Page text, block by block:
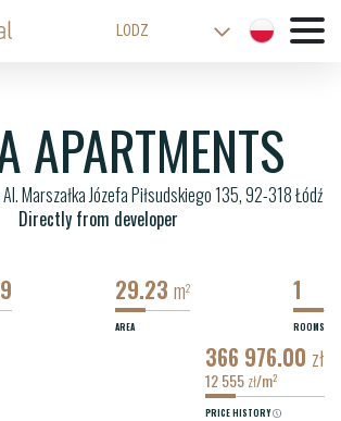
LODZ
WROCLAW
CRACOW
BIELSKO-BIALA
APARTMENTS
Marszałka Józefa Piłsudskiego 135, 92-318 Łódź
Directly from developer
AREA
29.23 m2
ROOMS
1
PRICE HISTORY
366 976.00 zł
12 555 zł/m2